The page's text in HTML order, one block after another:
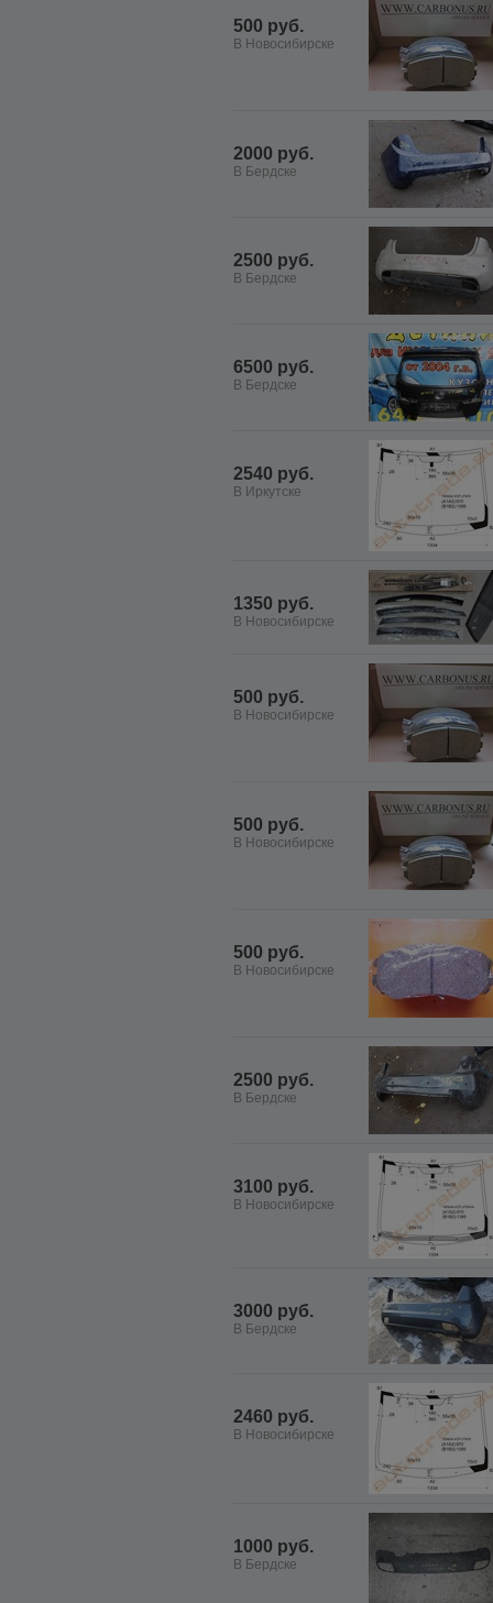
500 руб.
В Новосибирске
2000 руб.
В Бердске
2500 руб.
В Бердске
6500 руб.
В Бердске
2540 руб.
В Иркутске
1350 руб.
В Новосибирске
500 руб.
В Новосибирске
500 руб.
В Новосибирске
500 руб.
В Новосибирске
2500 руб.
В Бердске
3100 руб.
В Новосибирске
3000 руб.
В Бердске
2460 руб.
В Новосибирске
1000 руб.
В Бердске